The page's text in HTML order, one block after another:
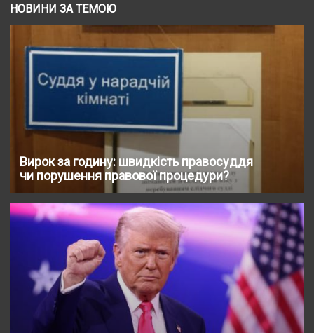
НОВИНИ ЗА ТЕМОЮ
Вирок за годину: швидкість правосуддя
чи порушення правової процедури?